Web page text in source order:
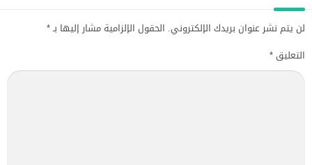
لن يتم نشر عنوان بريدك الإلكتروني. الحقول الإلزامية مشار إليها بـ*
التعليق *